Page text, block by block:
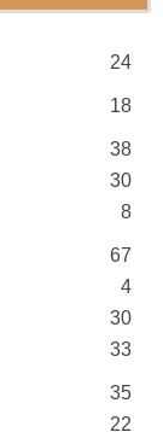
24
18
38
30
8
67
4
30
33
35
22